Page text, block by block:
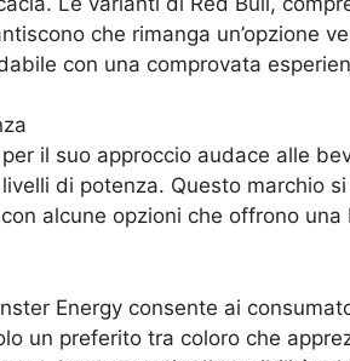
che rimanga un’opzione
con una comprovata
il suo approccio audace alle
di potenza. Questo marchio
alcune opzioni che offrono
Energy consente ai
un preferito tra coloro che